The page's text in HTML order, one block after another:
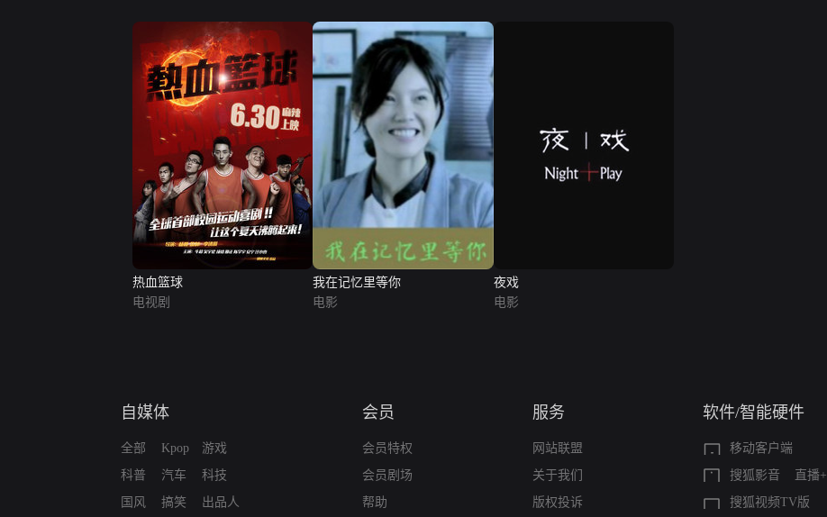
热血篮球
电视剧
我在记忆里等你
电影
夜戏
电影
自媒体
全部
科普
国风
Kpop
汽车
搞笑
游戏
科技
出品人
会员
会员特权
会员剧场
帮助
服务
网站联盟
关于我们
版权投诉
软件/智能硬件
移动客户端
搜狐影音
直播+
搜狐视频TV版